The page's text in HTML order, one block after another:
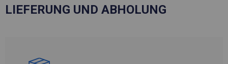
LIEFERUNG UND ABHOLUNG